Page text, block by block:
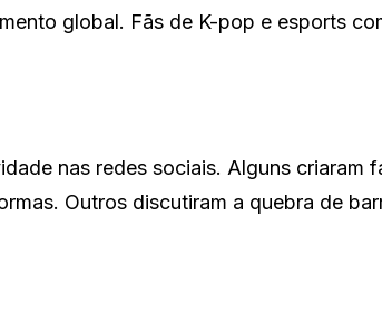
global. Fãs de K-pop e esports
nas redes sociais. Alguns criaram
Outros discutiram a quebra de